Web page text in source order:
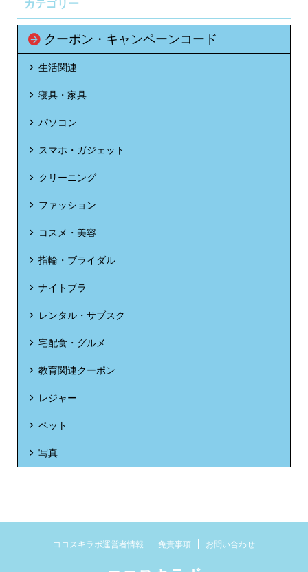
カテゴリー
クーポン・キャンペーンコード
生活関連
寝具・家具
パソコン
スマホ・ガジェット
クリーニング
ファッション
コスメ・美容
指輪・ブライダル
ナイトブラ
レンタル・サブスク
宅配食・グルメ
教育関連クーポン
レジャー
ペット
写真
ココスキラボ運営者情報 免責事項 お問い合わせ